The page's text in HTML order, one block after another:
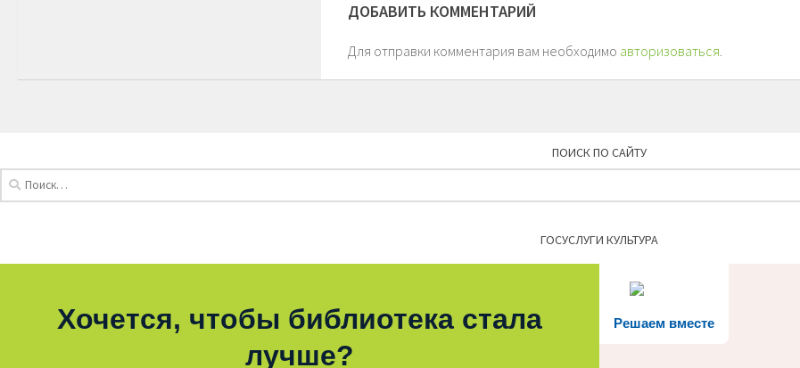
ДОБАВИТЬ КОММЕНТАРИЙ
Для отправки комментария вам необходимо авторизоваться.
ПОИСК ПО САЙТУ
ГОСУСЛУГИ КУЛЬТУРА
Решаем вместе
Хочется, чтобы библиотека стала
лучше?